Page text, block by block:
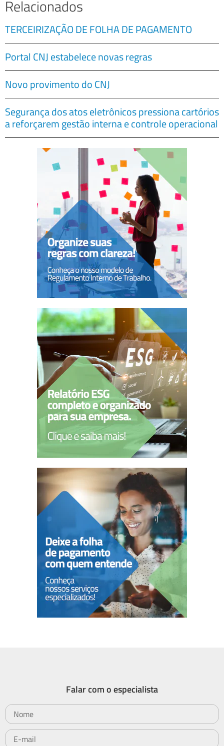
Relacionados
TERCEIRIZAÇÃO DE FOLHA DE PAGAMENTO
Portal CNJ estabelece novas regras
Novo provimento do CNJ
Segurança dos atos eletrônicos pressiona cartórios
a reforçarem gestão interna e controle operacional
Falar com o especialista